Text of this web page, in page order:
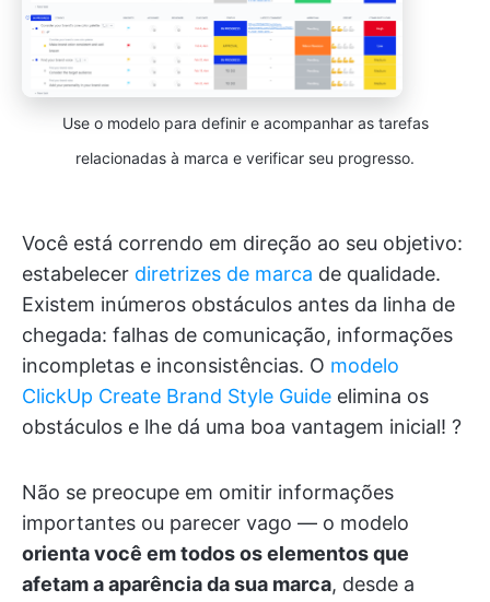
Use o modelo para definir e acompanhar as tarefas
relacionadas à marca e verificar seu progresso.
Você está correndo em direção ao seu objetivo:
estabelecer diretrizes de marca de qualidade.
Existem inúmeros obstáculos antes da linha de
chegada: falhas de comunicação, informações
incompletas e inconsistências. O modelo
ClickUp Create Brand Style Guide elimina os
obstáculos e lhe dá uma boa vantagem inicial! ?
Não se preocupe em omitir informações
importantes ou parecer vago — o modelo
orienta você em todos os elementos que
afetam a aparência da sua marca, desde a